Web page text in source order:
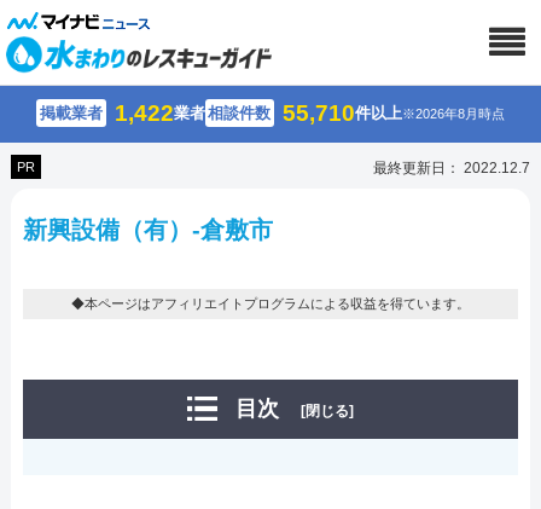
掲載業者 1,422業者相談件数 55,710件以上※2026年8月時点
PR 最終更新日： 2022.12.7
新興設備（有）-倉敷市
◆本ページはアフィリエイトプログラムによる収益を得ています。
目次 [閉じる]